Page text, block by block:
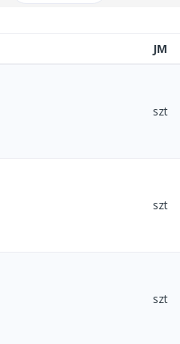
JM
szt
szt
szt